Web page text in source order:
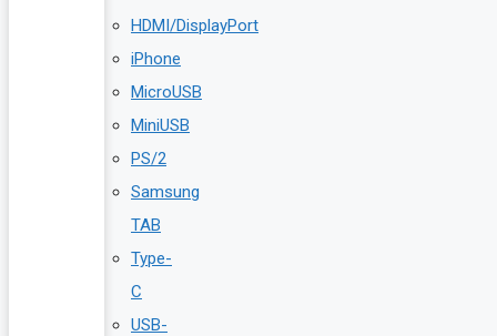
HDMI/DisplayPort
iPhone
MicroUSB
MiniUSB
PS/2
Samsung
TAB
Type-
C
USB-